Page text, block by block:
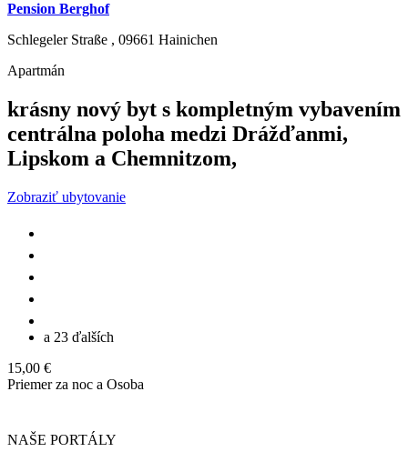
Pension Berghof
Schlegeler Straße , 09661 Hainichen
Apartmán
krásny nový byt s kompletným vybavením
centrálna poloha medzi Drážďanmi,
Lipskom a Chemnitzom,
Zobraziť ubytovanie
a 23 ďalších
15,00 €
Priemer za noc a Osoba
NAŠE PORTÁLY